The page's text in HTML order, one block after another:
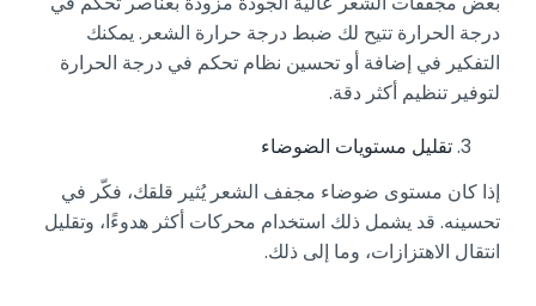
درجة الحرارة تتيح لك ضبط درجة حرارة الشعر. يمكنك
التفكير في إضافة أو تحسين نظام تحكم في درجة الحرارة
لتوفير تنظيم أكثر دقة.
تقليل مستويات الضوضاء
إذا كان مستوى ضوضاء مجفف الشعر يُثير قلقك، فكّر في
تحسينه. قد يشمل ذلك استخدام محركات أكثر هدوءًا، وتقليل
انتقال الاهتزازات، وما إلى ذلك.